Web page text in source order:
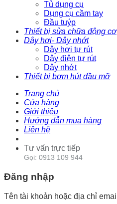
Tủ dụng cụ
Dụng cụ cầm tay
Đầu tuýp
Thiết bị sửa chữa động cơ
Dây hơi- Dây nhớt
Dây hơi tự rút
Dây điện tự rút
Dây nhớt
Thiết bị bơm hút dầu mỡ
Trang chủ
Cửa hàng
Giới thiệu
Hướng dẫn mua hàng
Liên hệ
Tư vấn trực tiếp
Gọi: 0913 109 944
Đăng nhập
Tên tài khoản hoặc địa chỉ email